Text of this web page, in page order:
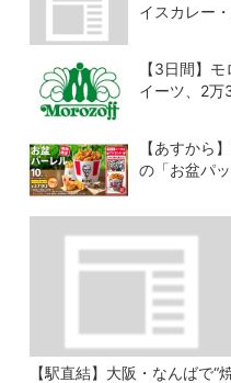
イスカレー
【3日間】
イーツ、2万
【あすから
の「お盆パ
【駅直結】大阪・なんばで“